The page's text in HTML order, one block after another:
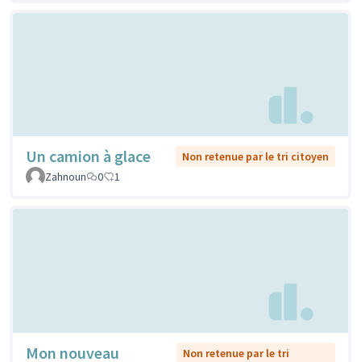
Un camion à glace
Non retenue par le tri citoyen
Zahnoun
0 1
Mon nouveau
Non retenue par le tri